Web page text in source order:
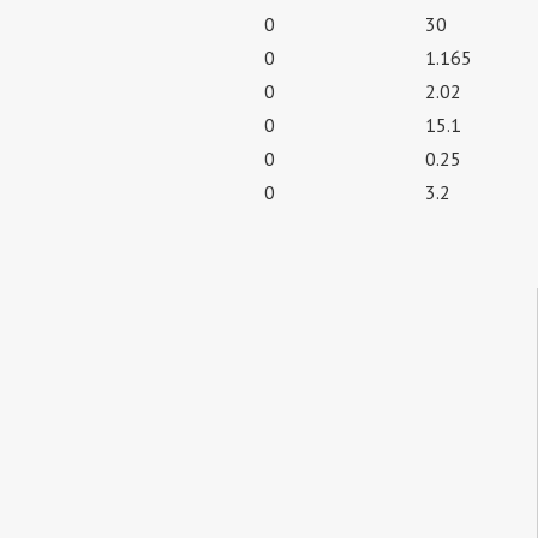
0
30
0
1.165
0
2.02
0
15.1
0
0.25
0 3.2